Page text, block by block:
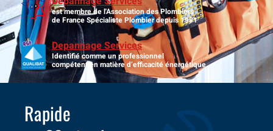
est membre de l'Association des Plombiers
de France Spécialiste Plombier depuis 1981
Depannage Services
Identifié comme un professionnel
compétent en matière d’efficacité énergétique.
Rapide